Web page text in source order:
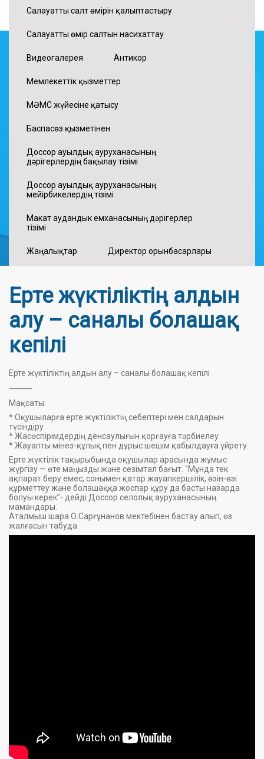
Салауатты салт өмірін қалыптастыру
Салауатты өмір салтын насихаттау
Видеогалерея Антикор
Мемлекеттік қызметтер
МӘМС жүйесіне қатысу
Баспасөз қызметінен
Доссор ауылдық ауруханасының
дәрігерлердің бақылау тізімі
Доссор ауылдық ауруханасының
мейірбикелердің тізімі
Макат аудандык емханасының дәрігерлер
тізімі
Жаңалықтар Директор орынбасарлары
Ерте жүктіліктің алдын
алу – саналы болашақ
кепілі
Ерте жүктіліктің алдын алу – саналы болашақ кепілі
⸻
Мақсаты:
* Оқушыларға ерте жүктіліктің себептері мен салдарын
түсіндіру
* Жасөспірімдердің денсаулығын қорғауға тәрбиелеу
* Жауапты мінез-құлық пен дұрыс шешім қабылдауға үйрету.
Ерте жүктілік тақырыбында оқушылар арасында жұмыс
жүргізу — өте маңызды және сезімтал бағыт. “Мұнда тек
ақпарат беру емес, сонымен қатар жауапкершілік, өзін-өзі
құрметтеу және болашаққа жоспар құру да басты назарда
болуы керек”- дейді Доссор селолық ауруханасының
мамандары.
Аталмыш шара О.Сарғұнанов мектебінен бастау алып, өз
жалғасын табуда.